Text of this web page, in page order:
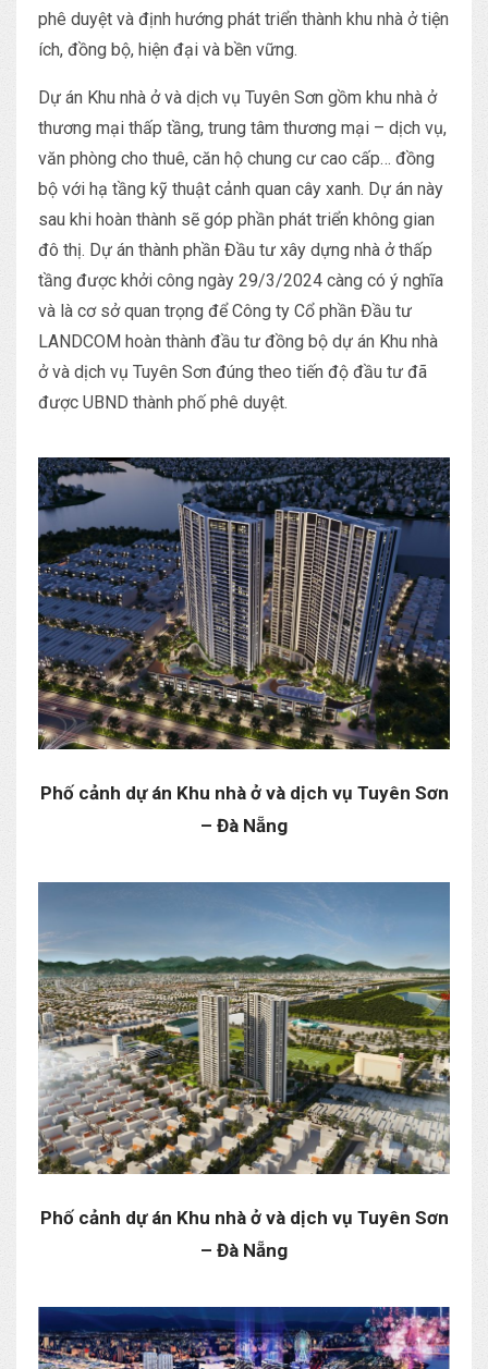
phê duyệt và định hướng phát triển thành khu nhà ở tiện
ích, đồng bộ, hiện đại và bền vững.
Dự án Khu nhà ở và dịch vụ Tuyên Sơn gồm khu nhà ở
thương mại thấp tầng, trung tâm thương mại – dịch vụ,
văn phòng cho thuê, căn hộ chung cư cao cấp… đồng
bộ với hạ tầng kỹ thuật cảnh quan cây xanh. Dự án này
sau khi hoàn thành sẽ góp phần phát triển không gian
đô thị. Dự án thành phần Đầu tư xây dựng nhà ở thấp
tầng được khởi công ngày 29/3/2024 càng có ý nghĩa
và là cơ sở quan trọng để Công ty Cổ phần Đầu tư
LANDCOM hoàn thành đầu tư đồng bộ dự án Khu nhà
ở và dịch vụ Tuyên Sơn đúng theo tiến độ đầu tư đã
được UBND thành phố phê duyệt.
Phố cảnh dự án Khu nhà ở và dịch vụ Tuyên Sơn
– Đà Nẵng
Phố cảnh dự án Khu nhà ở và dịch vụ Tuyên Sơn
– Đà Nẵng